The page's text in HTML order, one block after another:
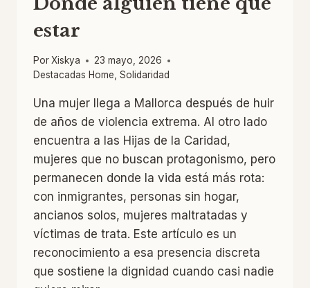
estar
PorXiskya
23 mayo, 2026
Destacadas Home Solidaridad
Una mujer llega a Mallorca después de huir
de años de violencia extrema. Al otro lado
encuentra a las Hijas de la Caridad,
mujeres que no buscan protagonismo, pero
permanecen donde la vida está más rota:
con inmigrantes, personas sin hogar,
ancianos solos, mujeres maltratadas y
víctimas de trata. Este artículo es un
reconocimiento a esa presencia discreta
que sostiene la dignidad cuando casi nadie